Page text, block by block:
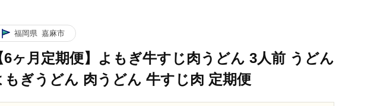
福岡県 嘉麻市
6ヶ月定期便】よもぎ牛すじ肉うどん 3人前 うどん
もぎうどん 肉うどん 牛すじ肉 定期便